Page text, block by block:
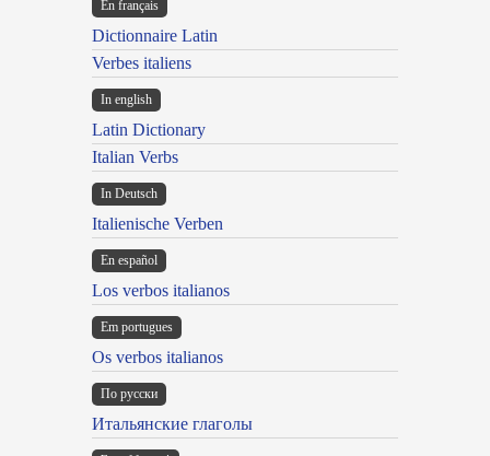
En français
Dictionnaire Latin
Verbes italiens
In english
Latin Dictionary
Italian Verbs
In Deutsch
Italienische Verben
En español
Los verbos italianos
Em portugues
Os verbos italianos
По русски
Итальянские глаголы